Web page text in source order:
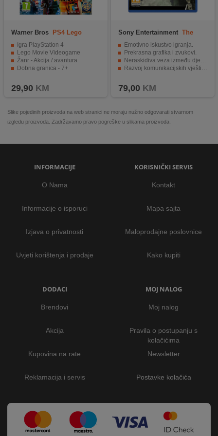
Warner Bros
PS4 Lego
Igra PlayStation 4
Lego Movie Videogame
Žanr - Akcija / avantura
Dobna granica - 7+
29,90 KM
Sony Entertainment The
Emotivno iskustvo igranja.
Prekrasna grafika i zvukovi.
Neraskidiva veza između dječaka i Trica.
Razvoj komunikacijskih vještina.
79,00 KM
Slike pojedinih proizvoda na web stranici ne moraju nužno odgovarati stvarnom
izgledu proizvoda. Zadržavamo pravo pogreške u slikama proizvoda.
INFORMACIJE
O Nama
Informacije o isporuci
Izjava o privatnosti
Uvjeti korištenja i prodaje
KORISNIČKI SERVIS
Kontakt
Mapa sajta
Maloprodajne poslovnice
Kako kupiti
DODACI
Brendovi
Akcija
Kupovina na rate
Reklamacija i servis
MOJ NALOG
Moj nalog
Pravila o postupanju s
kolačićima
Newsletter
Postavke kolačića